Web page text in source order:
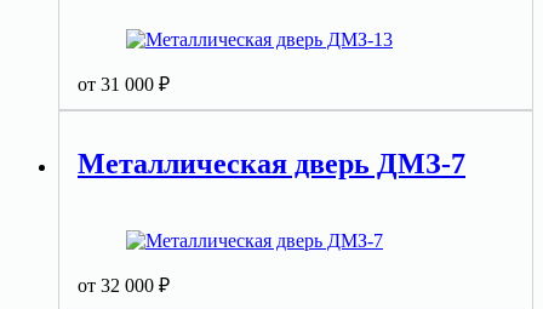
от 31 000 ₽
Металлическая дверь ДМЗ-7
от 32 000 ₽